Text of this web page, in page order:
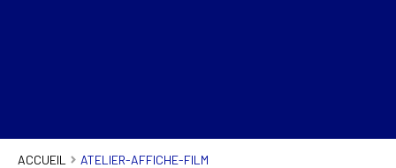
ACCUEIL ATELIER-AFFICHE-FILM